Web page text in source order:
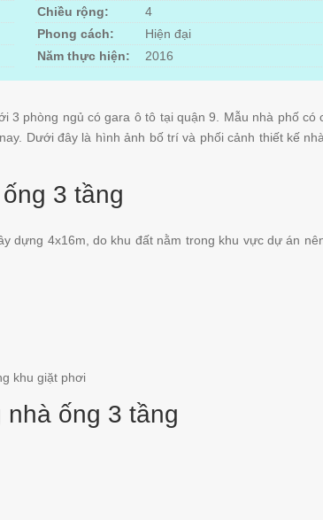
Chiều rộng:
4
Phong cách:
Hiện đại
Năm thực hiện: 2016
3 phòng ngủ có gara ô tô tại quận 9. Mẫu nhà phố có
Dưới đây là hình ảnh bố trí và phối cảnh thiết kế
3 tầng
dựng 4x16m, do khu đất nằm trong khu vực dự án
khu giặt phơi
ống 3 tầng